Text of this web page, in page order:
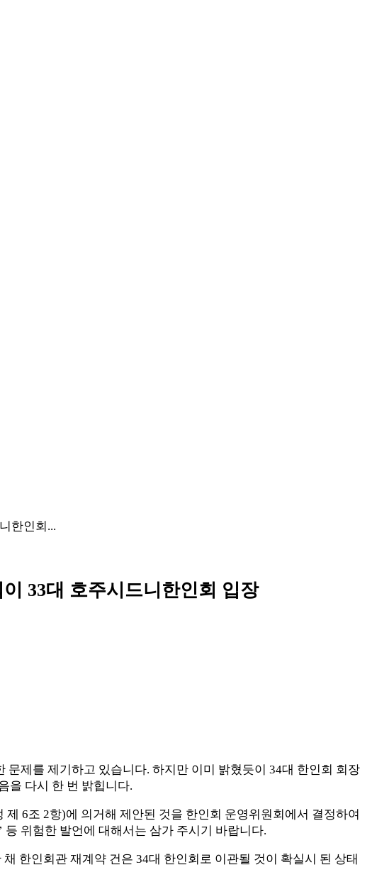
한인회...
33대 호주시드니한인회 입장
제를 제기하고 있습니다. 하지만 이미 밝혔듯이 34대 한인회 회장
을 다시 한 번 밝힙니다.
6조 2항)에 의거해 제안된 것을 한인회 운영위원회에서 결정하여
등 위험한 발언에 대해서는 삼가 주시기 바랍니다.
한인회관 재계약 건은 34대 한인회로 이관될 것이 확실시 된 상태